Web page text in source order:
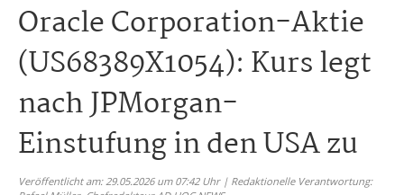
Oracle Corporation-Aktie
(US68389X1054): Kurs legt
nach JPMorgan-
Einstufung in den USA zu
Veröffentlicht am: 29.05.2026 um 07:42 Uhr | Redaktionelle Verantwortung: